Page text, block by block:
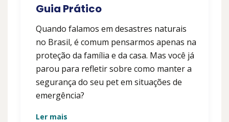
Guia Prático
Quando falamos em desastres naturais
no Brasil, é comum pensarmos apenas na
proteção da família e da casa. Mas você já
parou para refletir sobre como manter a
segurança do seu pet em situações de
emergência?
Ler mais